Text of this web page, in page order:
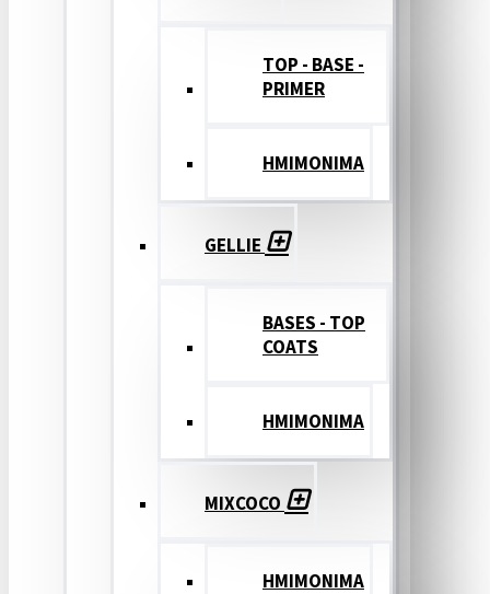
TOP - BASE -
PRIMER
ΗΜΙΜΟΝΙΜΑ
GELLIE
BASES - TOP
COATS
ΗΜΙΜΟΝΙΜΑ
MIXCOCO
HMIMONIMA